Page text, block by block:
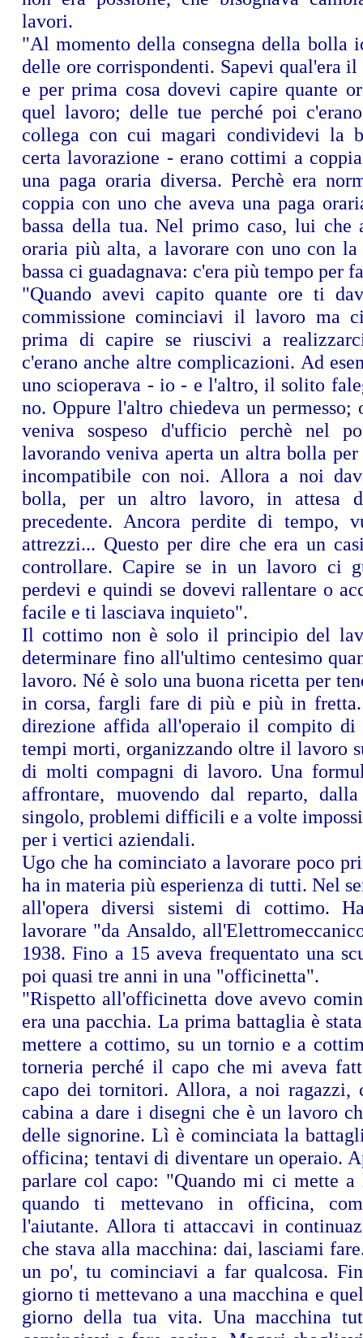
lavori.
"Al momento della consegna della bolla
delle ore corrispondenti. Sapevi qual'era
e per prima cosa dovevi capire quante
quel lavoro; delle tue perché poi
collega con cui magari condividevi la
certa lavorazione - erano cottimi a
una paga oraria diversa. Perchè era
coppia con uno che aveva una paga
bassa della tua. Nel primo caso, lui che
oraria più alta, a lavorare con uno con
bassa ci guadagnava: c'era più tempo per
"Quando avevi capito quante ore ti
commissione cominciavi il lavoro ma
prima di capire se riuscivi a
c'erano anche altre complicazioni. Ad
uno scioperava - io - e l'altro, il solito
no. Oppure l'altro chiedeva un
veniva sospeso d'ufficio perchè nel
lavorando veniva aperta un altra bolla
incompatibile con noi. Allora a noi
bolla, per un altro lavoro, in attesa
precedente. Ancora perdite di tempo,
attrezzi... Questo per dire che era un
controllare. Capire se in un lavoro ci
perdevi e quindi se dovevi rallentare o
facile e ti lasciava inquieto".
Il cottimo non è solo il principio del
determinare fino all'ultimo centesimo
lavoro. Né è solo una buona ricetta per
in corsa, fargli fare di più e più in
direzione affida all'operaio il compito di
tempi morti, organizzando oltre il lavoro
di molti compagni di lavoro. Una
affrontare, muovendo dal reparto,
singolo, problemi difficili e a volte
per i vertici aziendali.
Ugo che ha cominciato a lavorare poco
ha in materia più esperienza di tutti. Nel
all'opera diversi sistemi di cottimo.
lavorare "da Ansaldo,
1938. Fino a 15 aveva frequentato una
poi quasi tre anni in una "officinetta".
"Rispetto all'officinetta dove avevo
era una pacchia. La prima battaglia è
mettere a cottimo, su un tornio e a
torneria perché il capo che mi aveva
capo dei tornitori. Allora, a noi ragazzi,
cabina a dare i disegni che è un lavoro
delle signorine. Lì è cominciata la
officina; tentavi di diventare un operaio.
parlare col capo: "Quando mi ci mette a
quando ti mettevano in officina,
l'aiutante. Allora ti attaccavi in
che stava alla macchina: dai, lasciami
un po', tu cominciavi a far qualcosa.
giorno ti mettevano a una macchina e
giorno della tua vita. Una macchina